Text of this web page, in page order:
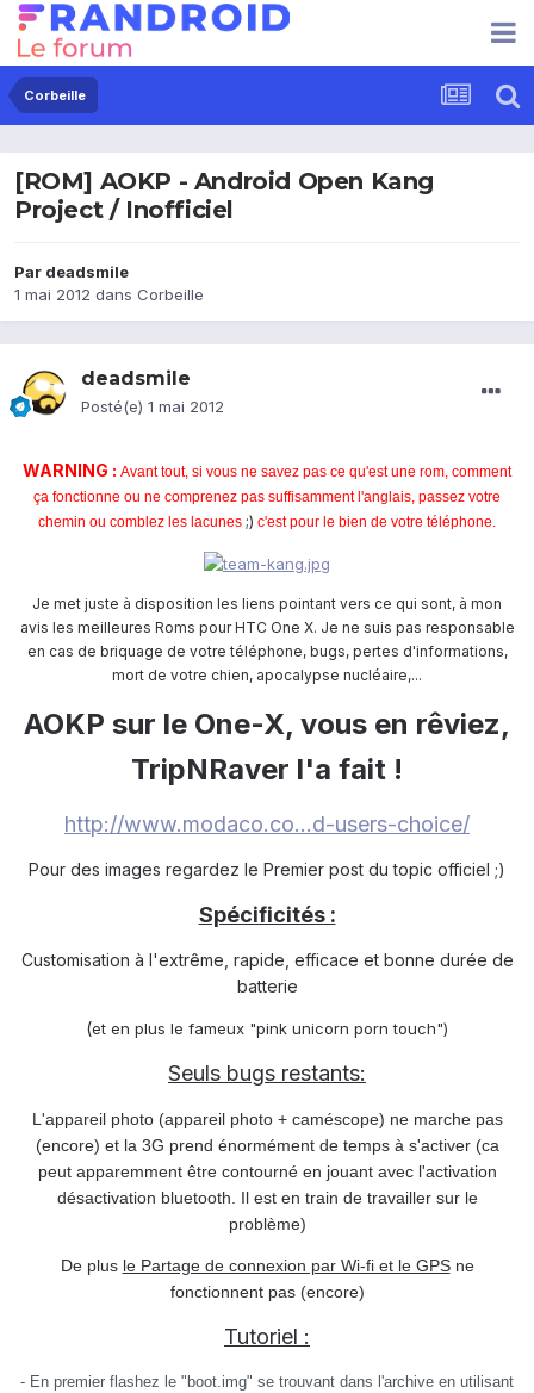
Corbeille
[ROM] AOKP - Android Open Kang
Project / Inofficiel
Par deadsmile
1 mai 2012 dans Corbeille
deadsmile
Posté(e) 1 mai 2012
WARNING : Avant tout, si vous ne savez pas ce qu'est une rom, comment
ça fonctionne ou ne comprenez pas suffisamment l'anglais, passez votre
chemin ou comblez les lacunes ;) c'est pour le bien de votre téléphone.
Je met juste à disposition les liens pointant vers ce qui sont, à mon
avis les meilleures Roms pour HTC One X. Je ne suis pas responsable
en cas de briquage de votre téléphone, bugs, pertes d'informations,
mort de votre chien, apocalypse nucléaire,...
AOKP sur le One-X, vous en rêviez,
TripNRaver l'a fait !
http://www.modaco.co...d-users-choice/
Pour des images regardez le Premier post du topic officiel ;)
Spécificités :
Customisation à l'extrême, rapide, efficace et bonne durée de
batterie
(et en plus le fameux "pink unicorn porn touch")
Seuls bugs restants:
L'appareil photo (appareil photo + caméscope) ne marche pas
(encore) et la 3G prend énormément de temps à s'activer (ca
peut apparemment être contourné en jouant avec l'activation
désactivation bluetooth. Il est en train de travailler sur le
problème)
De plus le Partage de connexion par Wi-fi et le GPSne
fonctionnent pas (encore)
Tutoriel :
- En premier flashez le "boot.img" se trouvant dans l'archive en utilisant